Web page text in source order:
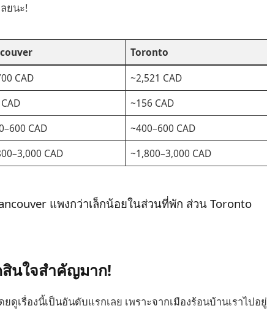
ยนะ!
Toronto
CAD
~2,521 CAD
~156 CAD
CAD
~400–600 CAD
CAD ~1,800–3,000 CAD
แพงกว่าเล็กน้อยในส่วนที่พัก ส่วน Toronto
นใจสำคัญมาก!
ดูเรื่องนี้เป็นอันดับแรกเลย เพราะจากเมืองร้อนบ้านเราไปอยู่